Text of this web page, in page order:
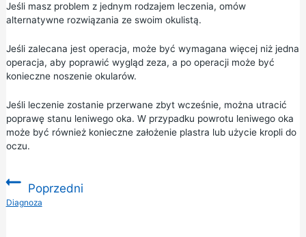
Jeśli masz problem z jednym rodzajem leczenia, omów
alternatywne rozwiązania ze swoim okulistą.
Jeśli zalecana jest operacja, może być wymagana więcej niż jedna
operacja, aby poprawić wygląd zeza, a po operacji może być
konieczne noszenie okularów.
Jeśli leczenie zostanie przerwane zbyt wcześnie, można utracić
poprawę stanu leniwego oka. W przypadku powrotu leniwego oka
może być również konieczne założenie plastra lub użycie kropli do
oczu.
Poprzedni
:Diagnoza